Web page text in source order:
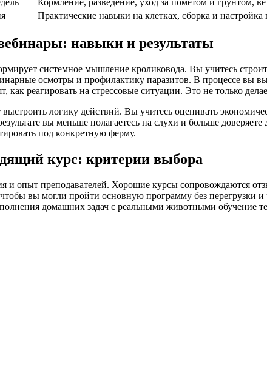
Кормление, разведение, уход за пометом и грунтом,
Практические навыки на клетках, сборка и
навыки и результаты
системное мышление кроликовода. Вы учитесь
осмотры и профилактику паразитов. В процессе вы
как реагировать на стрессовые ситуации. Это не только
логику действий. Вы учитесь оценивать
вы меньше полагаетесь на слухи и больше
под конкретную ферму.
курс: критерии выбора
опыт преподавателей. Хорошие курсы сопровождаются
вы могли пройти основную программу без
домашних задач с реальными животными обучение